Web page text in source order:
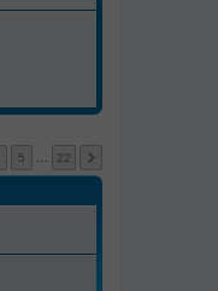
5 22